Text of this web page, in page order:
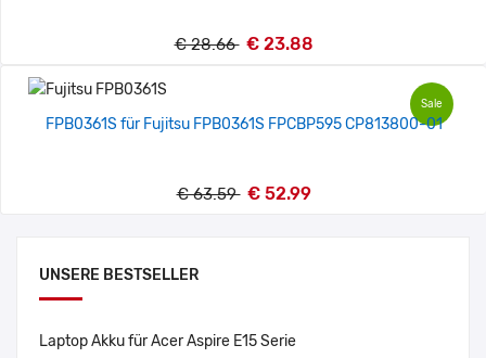
UNSERE BESTSELLER
Laptop Akku für Acer Aspire E15 Serie
€ 28.66 € 23.88
Sale
FPB0361S für Fujitsu FPB0361S FPCBP595 CP813800-01
€ 63.59 € 52.99